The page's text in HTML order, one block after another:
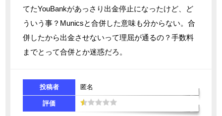
てたYouBankがあっさり出金停止になったけど、ど
ういう事？Municsと合併した意味も分からない。合
併したから出金させないって理屈が通るの？手数料
までとって合併とか迷惑だろ。
投稿者 匿名
評価